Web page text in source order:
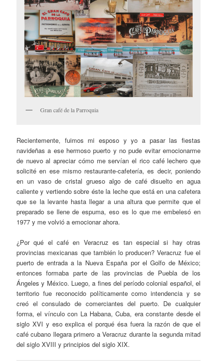
Gran café de la Parroquia
Recientemente, fuimos mi esposo y yo a pasar las fiestas
navideñas a ese hermoso puerto y no pude evitar emocionarme
de nuevo al apreciar cómo me servían el rico café lechero que
solicité en ese mismo restaurante-cafetería, es decir, poniendo
en un vaso de cristal grueso algo de café disuelto en agua
caliente y vertiendo sobre éste la leche que está en una cafetera
que se la levante hasta llegar a una altura que permite que el
preparado se llene de espuma, eso es lo que me embelesó en
1977 y me volvió a emocionar ahora.
¿Por qué el café en Veracruz es tan especial si hay otras
provincias mexicanas que también lo producen? Veracruz fue el
puerto de entrada a la Nueva España por el Golfo de México;
entonces formaba parte de las provincias de Puebla de los
Ángeles y México. Luego, a fines del período colonial español, el
territorio fue reconocido políticamente como intendencia y se
creó el consulado de comerciantes del puerto. De cualquier
forma, el vínculo con La Habana, Cuba, era constante desde el
siglo XVI y eso explica el porqué ésa fuera la razón de que el
café cubano llegara primero a Veracruz durante la segunda mitad
del siglo XVIII y principios del siglo XIX.